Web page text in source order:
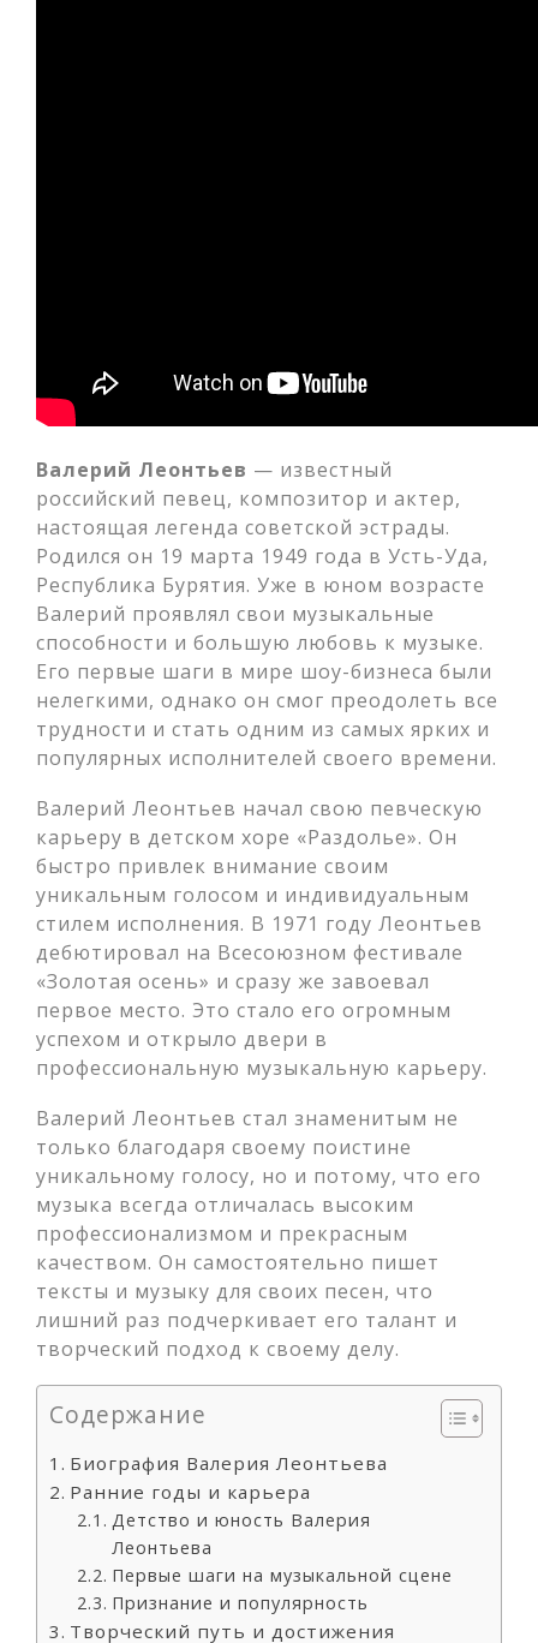
Валерий Леонтьев — известный
российский певец, композитор и актер,
настоящая легенда советской эстрады.
Родился он 19 марта 1949 года в Усть-Уда,
Республика Бурятия. Уже в юном возрасте
Валерий проявлял свои музыкальные
способности и большую любовь к музыке.
Его первые шаги в мире шоу-бизнеса были
нелегкими, однако он смог преодолеть все
трудности и стать одним из самых ярких и
популярных исполнителей своего времени.
Валерий Леонтьев начал свою певческую
карьеру в детском хоре «Раздолье». Он
быстро привлек внимание своим
уникальным голосом и индивидуальным
стилем исполнения. В 1971 году Леонтьев
дебютировал на Всесоюзном фестивале
«Золотая осень» и сразу же завоевал
первое место. Это стало его огромным
успехом и открыло двери в
профессиональную музыкальную карьеру.
Валерий Леонтьев стал знаменитым не
только благодаря своему поистине
уникальному голосу, но и потому, что его
музыка всегда отличалась высоким
профессионализмом и прекрасным
качеством. Он самостоятельно пишет
тексты и музыку для своих песен, что
лишний раз подчеркивает его талант и
творческий подход к своему делу.
Содержание
Биография Валерия Леонтьева
Ранние годы и карьера
Детство и юность Валерия
Леонтьева
Первые шаги на музыкальной сцене
Признание и популярность
Творческий путь и достижения